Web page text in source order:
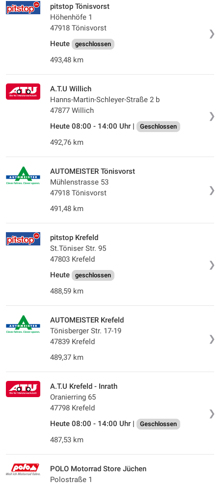
❯
pitstop Tönisvorst
Höhenhöfe 1
47918 Tönisvorst
Heute
geschlossen
493,48 km
❯
A.T.U Willich
Hanns-Martin-Schleyer-Straße 2 b
47877 Willich
Heute 08:00 - 14:00 Uhr |
Geschlossen
492,76 km
❯
AUTOMEISTER Tönisvorst
Mühlenstrasse 53
47918 Tönisvorst
491,48 km
❯
pitstop Krefeld
St.Töniser Str. 95
47803 Krefeld
Heute
geschlossen
488,59 km
❯
AUTOMEISTER Krefeld
Tönisberger Str. 17-19
47839 Krefeld
489,37 km
❯
A.T.U Krefeld - Inrath
Oranierring 65
47798 Krefeld
Heute 08:00 - 14:00 Uhr |
Geschlossen
487,53 km
POLO Motorrad Store Jüchen
Polostraße 1